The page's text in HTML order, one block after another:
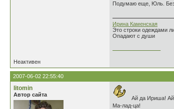
Подумаю еще, Юль. Без
Ирина Каменская
Это строки одеждами
Опадают с души
Неактивен
2007-06-02 22:55:40
litomin
Автор сайта
Ай да Ириша!
Ма-лад-ца!